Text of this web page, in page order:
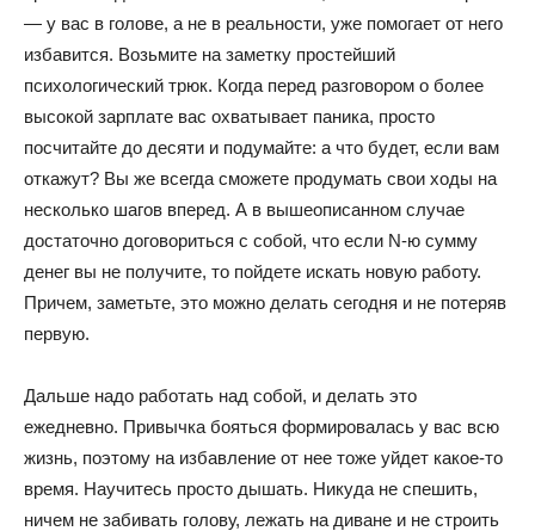
— у вас в голове, а не в реальности, уже помогает от него
избавится. Возьмите на заметку простейший
психологический трюк. Когда перед разговором о более
высокой зарплате вас охватывает паника, просто
посчитайте до десяти и подумайте: а что будет, если вам
откажут? Вы же всегда сможете продумать свои ходы на
несколько шагов вперед. А в вышеописанном случае
достаточно договориться с собой, что если N-ю сумму
денег вы не получите, то пойдете искать новую работу.
Причем, заметьте, это можно делать сегодня и не потеряв
первую.
Дальше надо работать над собой, и делать это
ежедневно. Привычка бояться формировалась у вас всю
жизнь, поэтому на избавление от нее тоже уйдет какое-то
время. Научитесь просто дышать. Никуда не спешить,
ничем не забивать голову, лежать на диване и не строить